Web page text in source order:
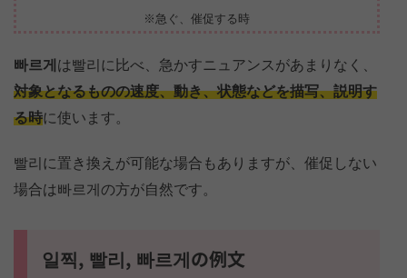
※急ぐ、催促する時
빠르게 は빨리に比べ、急かすニュアンスがあまりなく、
対象となるものの速度、動き、状態などを描写、説明す
る時に使います。
빨리に置き換えが可能な場合もありますが、催促しない
場合は빠르게の方が自然です。
일찍, 빨리, 빠르게の例文